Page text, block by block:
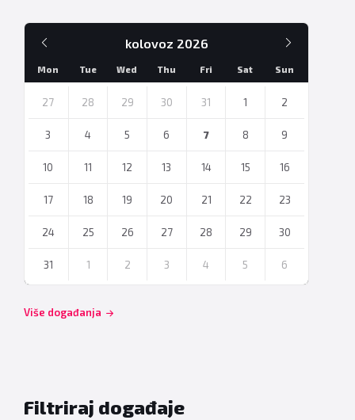
kolovoz 2026
mjesec
Mon Tue Wed Thu Fri Sat Sun
dane
27 28 29 30 31 1 2
3 4 5 6 7 8 9
10 11 12 13 14 15 16
17 18 19 20 21 22 23
24 25 26 27 28 29 30
31 1 2 3 4 5 6
to
calendar
Više događanja
Filtriraj događaje